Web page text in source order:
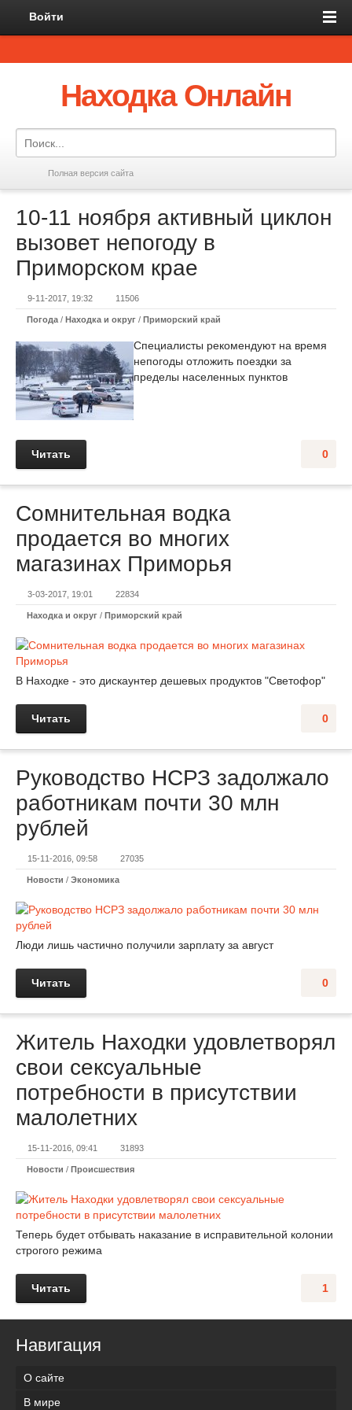
Войти
Находка Онлайн
Полная версия сайта
10-11 ноября активный циклон
вызовет непогоду в
Приморском крае
9-11-2017, 19:32 11506
Погода / Находка и округ / Приморский край
Специалисты рекомендуют на время
непогоды отложить поездки за
пределы населенных пунктов
0
Читать
Сомнительная водка
продается во многих
магазинах Приморья
3-03-2017, 19:01 22834
Находка и округ / Приморский край
В Находке - это дискаунтер дешевых продуктов "Светофор"
0
Читать
Руководство НСРЗ задолжало
работникам почти 30 млн
рублей
15-11-2016, 09:58 27035
Новости / Экономика
Люди лишь частично получили зарплату за август
0
Читать
Житель Находки удовлетворял
свои сексуальные
потребности в присутствии
малолетних
15-11-2016, 09:41 31893
Новости / Происшествия
Теперь будет отбывать наказание в исправительной колонии
строгого режима
1
Читать
Навигация
О сайте
В мире